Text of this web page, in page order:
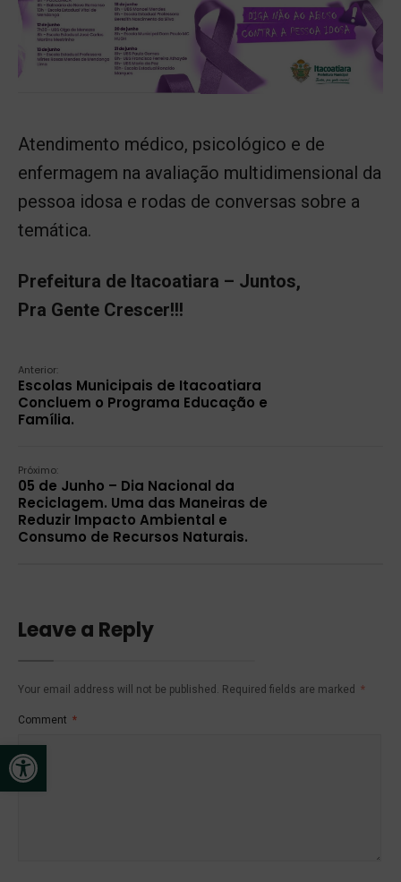
Open toolbar
Atendimento médico, psicológico e de
enfermagem na avaliação multidimensional da
pessoa idosa e rodas de conversas sobre a
temática.
Prefeitura de Itacoatiara – Juntos,
Pra Gente Crescer!!!
Anterior:
Escolas Municipais de Itacoatiara
Concluem o Programa Educação e
Família.
Próximo:
05 de Junho – Dia Nacional da
Reciclagem. Uma das Maneiras de
Reduzir Impacto Ambiental e
Consumo de Recursos Naturais.
Leave a Reply
Your email address will not be published. Required fields are marked *
Comment *